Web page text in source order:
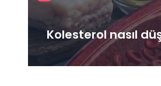
Kolesterol nasıl